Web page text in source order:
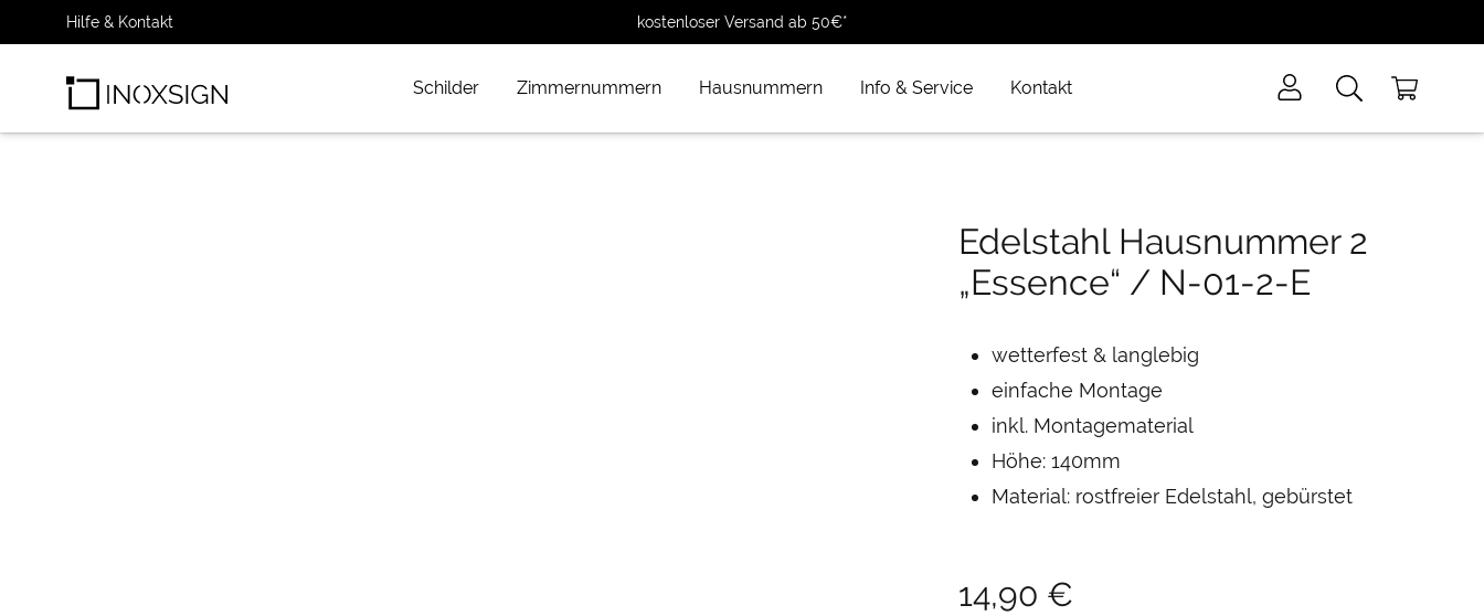
Hilfe & Kontakt kostenloser Versand ab 50€*
Schilder Zimmernummern Hausnummern Info & Service Kontakt
Edelstahl Hausnummer 2
„Essence“ / N-01-2-E
wetterfest & langlebig
einfache Montage
inkl. Montagematerial
Höhe: 140mm
Material: rostfreier Edelstahl, gebürstet
14,90 €